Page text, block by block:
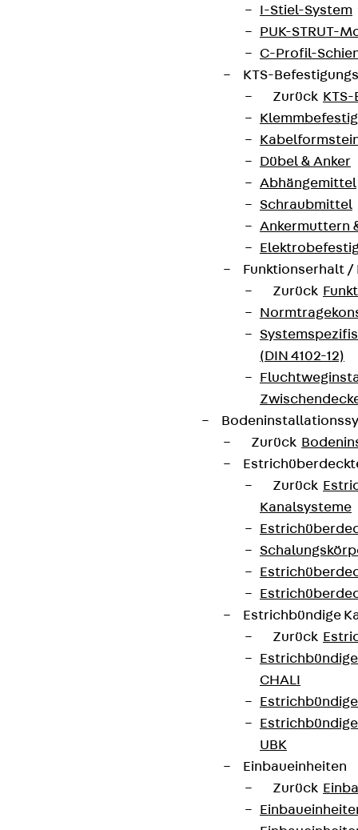
I-Stiel-System
PUK-STRUT-
C-Profil-
KTS-
Zurück
Dübel & Anker
Abhängemittel
Schraubmittel
Ankermuttern
Funktionserhalt
Zurück
(DIN 4102-12)
Zurück
Zurück
Kanalsysteme
Estrichbündige
Zurück
CHALI
UBK
Einbaueinheiten
Zurück